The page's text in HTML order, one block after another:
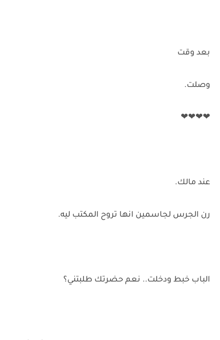
بعد وقت
وصلت.
❤❤❤❤
عند مالك.
رن الجرس لجاسمين انها تروح المكتب ليه.
الباب خبط ودخلت.. نعم حضرتك طلبتني؟